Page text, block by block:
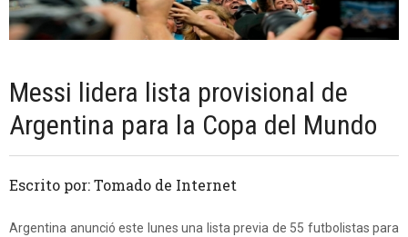
Messi lidera lista provisional de
Argentina para la Copa del Mundo
Escrito por: Tomado de Internet
Argentina anunció este lunes una lista previa de 55 futbolistas para